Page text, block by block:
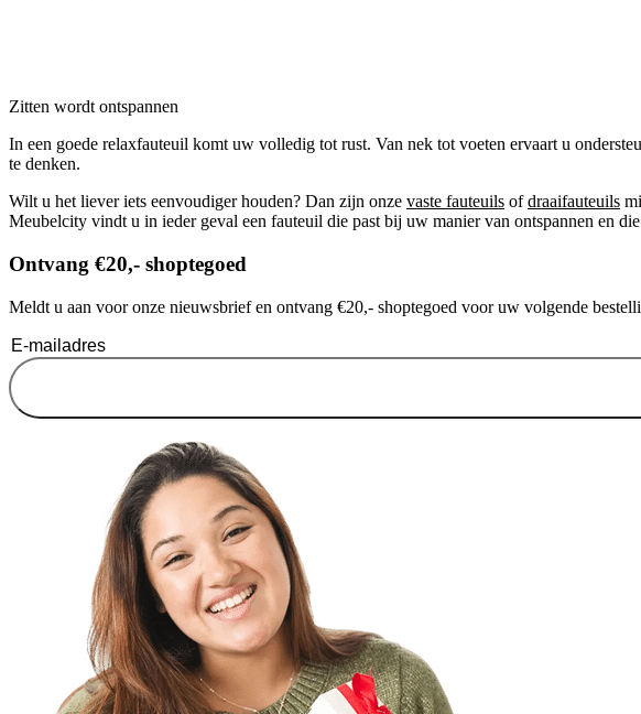
Zitten wordt ontspannen
In een goede relaxfauteuil komt uw volledig tot rust. Van nek tot voeten ervaart u
te denken.
Wilt u het liever iets eenvoudiger houden? Dan zijn onze vaste fauteuils ofdraaifauteuils
Meubelcity vindt u in ieder geval een fauteuil die past bij uw manier van ontspannen en
Ontvang €20,- shoptegoed
Meldt u aan voor onze nieuwsbrief en ontvang €20,- shoptegoed voor uw volgende